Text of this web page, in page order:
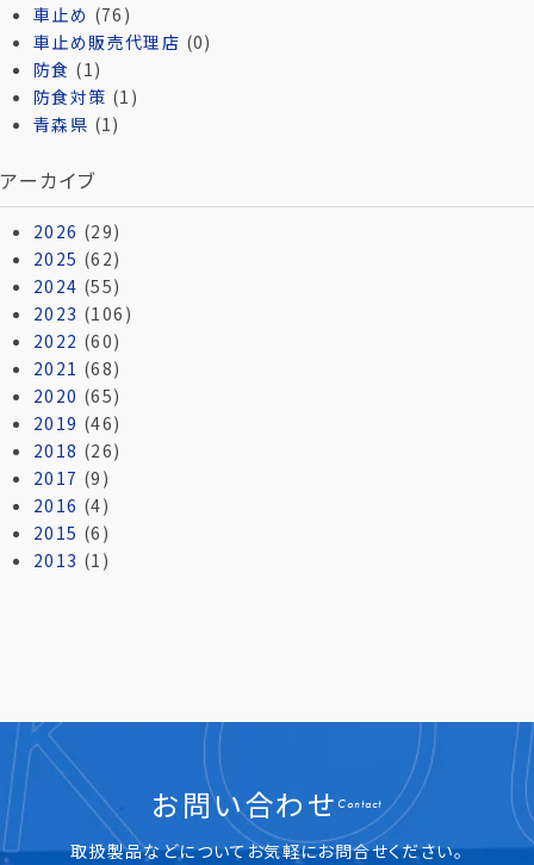
車止め (76)
車止め販売代理店 (0)
防食 (1)
防食対策 (1)
青森県 (1)
アーカイブ
2026 (29)
2025 (62)
2024 (55)
2023 (106)
2022 (60)
2021 (68)
2020 (65)
2019 (46)
2018 (26)
2017 (9)
2016 (4)
2015 (6)
2013 (1)
お問い合わせ Contact
取扱製品などについてお気軽にお問合せください。